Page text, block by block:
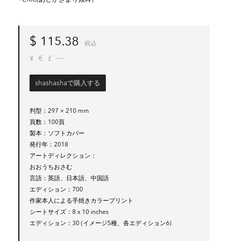
$ 115.38 税込
¥ € £
shashashaで購入する
判型
297 × 210 mm
頁数
100頁
製本
ソフトカバー
発行年
2018
アートディレクション
おおうちおさむ
言語
英語、日本語、中国語
エディション
700
作家本人による手焼きカラープリント
シートサイズ
8 x 10 inches
エディション
30 (イメージ5種、各エディション6)